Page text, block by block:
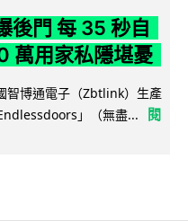
後門 每 35 秒自
萬用家私隱堪憂
智博通電子（Zbtlink）生產
」（無盡...
閱